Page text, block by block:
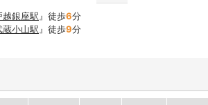
越銀座駅 』徒歩6分
蔵小山駅 』徒歩9分